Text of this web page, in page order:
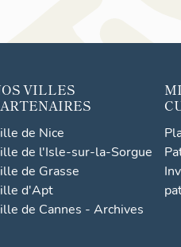
VILLES
de Nice
de l'Isle-sur-la-Sorgue
de Grasse
d'Apt
de Cannes - Archives